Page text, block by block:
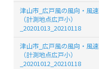
津山市_広戸風の風向・風速
（計測地点広戸小）
_20201013_20210118
津山市_広戸風の風向・風速
（計測地点広戸小）
_20201012_20210118